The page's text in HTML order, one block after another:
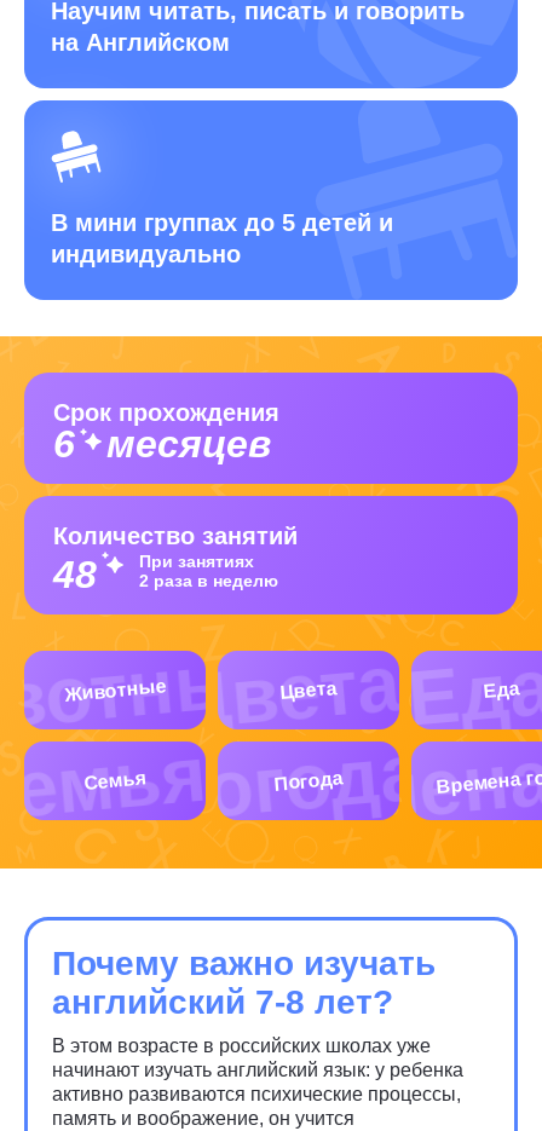
Научим читать, писать и говорить
на Английском
В мини группах до 5 детей и
индивидуально
Срок прохождения
6 месяцев
Количество занятий
48
При занятиях
2 раза в неделю
Животные Цвета Еда
Семья Погода Времена
Почему важно изучать
английский 7-8 лет?
В этом возрасте в российских школах уже
начинают изучать английский язык: у ребенка
активно развиваются психические процессы,
память и воображение, он учится